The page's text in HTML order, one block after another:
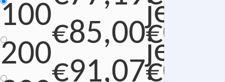
100
jede
200€85,00€0,42
jede
€91,07€0,30